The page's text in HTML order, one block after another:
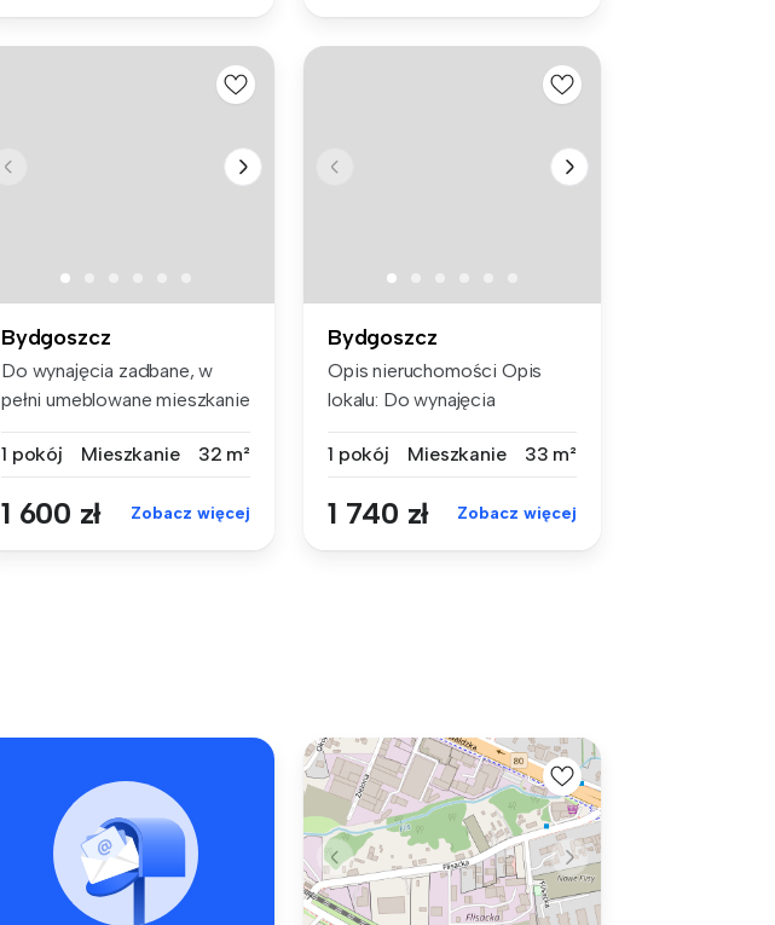
Bydgoszcz
Do wynajęcia zadbane, w
pełni umeblowane mieszkanie
1 pokój
Mieszkanie 32 m²
1 600 zł Zobacz więcej
Bydgoszcz
Opis nieruchomości Opis
lokalu: Do wynajęcia
1 pokój
Mieszkanie 33 m²
1 740 zł Zobacz więcej